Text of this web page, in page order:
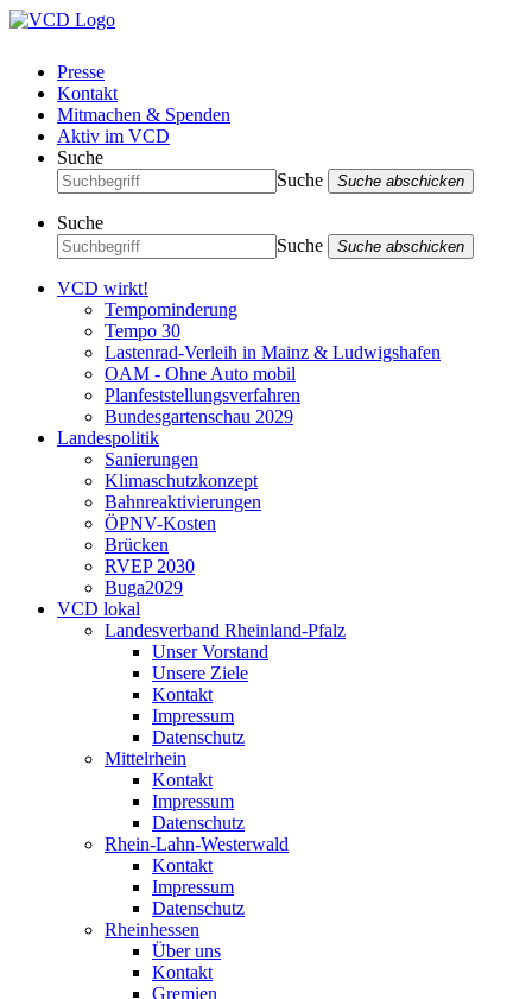
Presse
Kontakt
Mitmachen & Spenden
Aktiv im VCD
Suche
Suche
Suche abschicken
Suche
Suche
Suche abschicken
VCD wirkt!
Tempominderung
Tempo 30
Lastenrad-Verleih in Mainz & Ludwigshafen
OAM - Ohne Auto mobil
Planfeststellungsverfahren
Bundesgartenschau 2029
Landespolitik
Sanierungen
Klimaschutzkonzept
Bahnreaktivierungen
ÖPNV-Kosten
Brücken
RVEP 2030
Buga2029
VCD lokal
Landesverband Rheinland-Pfalz
Unser Vorstand
Unsere Ziele
Kontakt
Impressum
Datenschutz
Mittelrhein
Kontakt
Impressum
Datenschutz
Rhein-Lahn-Westerwald
Kontakt
Impressum
Datenschutz
Rheinhessen
Über uns
Kontakt
Gremien